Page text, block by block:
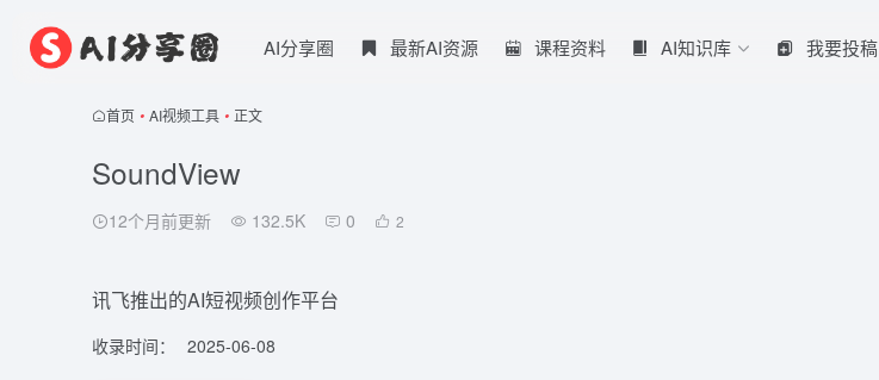
AI分享圈 最新AI资源 课程资料 AI知识库 我要投稿
首页 • AI视频工具 • 正文
SoundView
12个月前更新 132.5K 0 2
讯飞推出的AI短视频创作平台
收录时间： 2025-06-08